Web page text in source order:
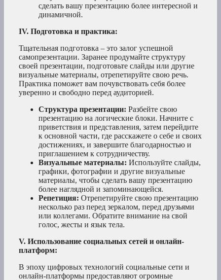
сделать вашу презентацию более интересной и
динамичной.
IV. Подготовка и практика:
Тщательная подготовка – это залог успешной
самопрезентации. Заранее продумайте структуру
своей презентации, подготовьте слайды или другие
визуальные материалы, отрепетируйте свою речь.
Практика поможет вам почувствовать себя более
уверенно и свободно перед аудиторией.
Структура презентации: Разбейте свою
презентацию на логические блоки. Начните с
приветствия и представления, затем перейдите
к основной части, где расскажете о себе и своих
достижениях, и завершите благодарностью и
приглашением к сотрудничеству.
Визуальные материалы: Используйте слайды,
графики, фотографии и другие визуальные
материалы, чтобы сделать вашу презентацию
более наглядной и запоминающейся.
Репетиция: Отрепетируйте свою презентацию
несколько раз перед зеркалом, перед друзьями
или коллегами. Обратите внимание на свой
голос, жесты и язык тела.
V. Использование социальных сетей и онлайн-
платформ:
В эпоху цифровых технологий социальные сети и
онлайн-платформы предоставляют огромные